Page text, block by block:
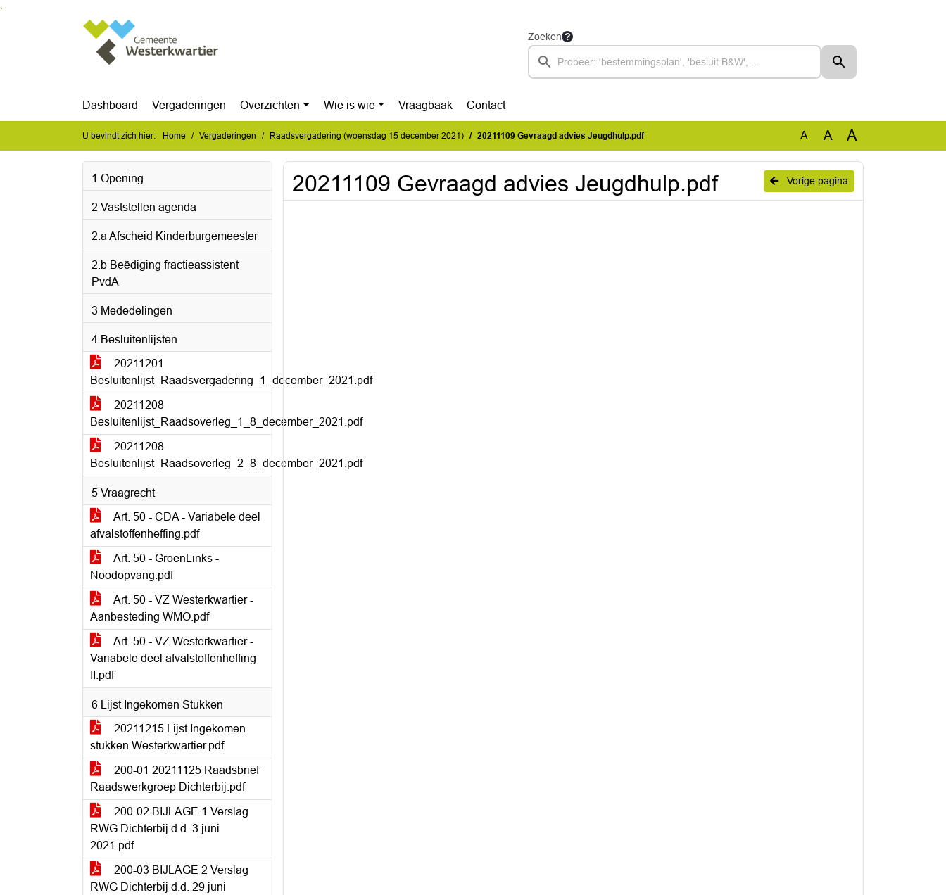
Zoeken
Dashboard Vergaderingen Overzichten Wie is wie Vraagbaak Contact
U bevindt zich hier: Home Vergaderingen Raadsvergadering (woensdag 15 december 2021) 20211109 Gevraagd advies Jeugdhulp.pdf A A A
1 Opening
2 Vaststellen agenda
2.a Afscheid Kinderburgemeester
2.b Beëdiging fractieassistent
PvdA
3 Mededelingen
4 Besluitenlijsten
20211201
Besluitenlijst_Raadsvergadering_1_december_2021.pdf
20211208
Besluitenlijst_Raadsoverleg_1_8_december_2021.pdf
20211208
Besluitenlijst_Raadsoverleg_2_8_december_2021.pdf
5 Vraagrecht
Art. 50 - CDA - Variabele deel
afvalstoffenheffing.pdf
Art. 50 - GroenLinks -
Noodopvang.pdf
Art. 50 - VZ Westerkwartier -
Aanbesteding WMO.pdf
Art. 50 - VZ Westerkwartier -
Variabele deel afvalstoffenheffing
II.pdf
6 Lijst Ingekomen Stukken
20211215 Lijst Ingekomen
stukken Westerkwartier.pdf
200-01 20211125 Raadsbrief
Raadswerkgroep Dichterbij.pdf
200-02 BIJLAGE 1 Verslag
RWG Dichterbij d.d. 3 juni
2021.pdf
200-03 BIJLAGE 2 Verslag
RWG Dichterbij d.d. 29 juni
Vorige pagina
20211109 Gevraagd advies Jeugdhulp.pdf